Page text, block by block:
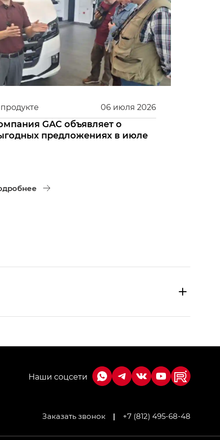
06 июля 2026
GAC объявляет о
предложениях в июле
Заказать звонок | +7 (812) 495-68-48